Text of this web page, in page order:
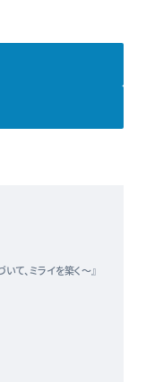
て、ミライを築く〜』